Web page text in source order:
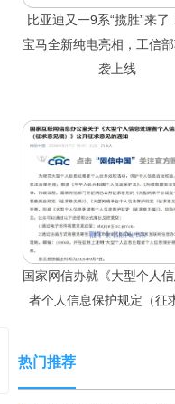
比亚迪又一9系“揽胜”来了
宝马全新纯电亮相，工信部
袭上线
国家网信办就《大型个人
者个人信息保护规定（征
热门推荐